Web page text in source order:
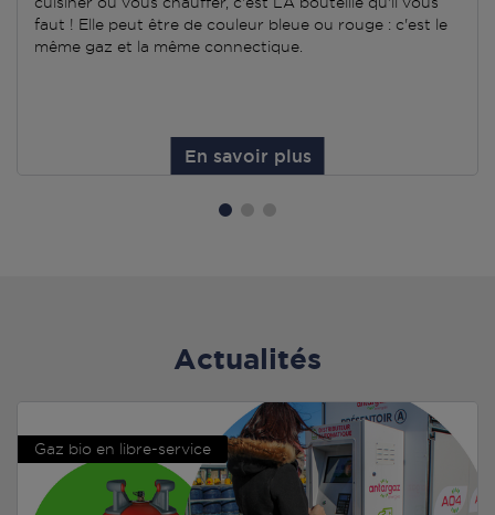
faut ! Elle peut être de couleur bleue ou rouge : c'est le
même gaz et la même connectique.
En savoir plus
Actualités
Gaz bio en libre-service